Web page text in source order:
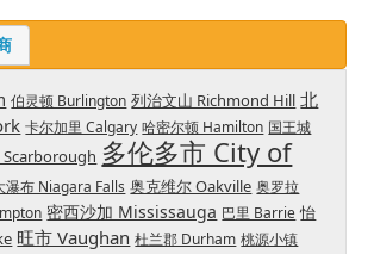
伯灵顿 Burlington 列治文山 Richmond Hill 北
卡尔加里 Calgary 哈密尔顿 Hamilton 国王城
Scarborough 多伦多市 City of
瀑布 Niagara Falls 奥克维尔 Oakville 奥罗拉
密西沙加 Mississauga 巴里 Barrie 怡
旺市 Vaughan 杜兰郡 Durham 桃源小镇